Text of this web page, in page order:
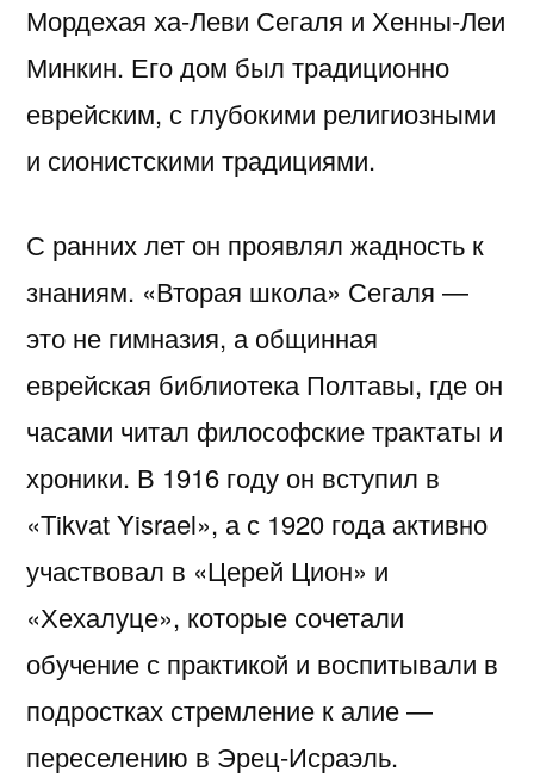
Мордехая ха-Леви Сегаля и Хенны-Леи
Минкин. Его дом был традиционно
еврейским, с глубокими религиозными
и сионистскими традициями.
С ранних лет он проявлял жадность к
знаниям. «Вторая школа» Сегаля —
это не гимназия, а общинная
еврейская библиотека Полтавы, где он
часами читал философские трактаты и
хроники. В 1916 году он вступил в
«Tikvat Yisrael», а с 1920 года активно
участвовал в «Церей Цион» и
«Хехалуце», которые сочетали
обучение с практикой и воспитывали в
подростках стремление к алие —
переселению в Эрец-Исраэль.